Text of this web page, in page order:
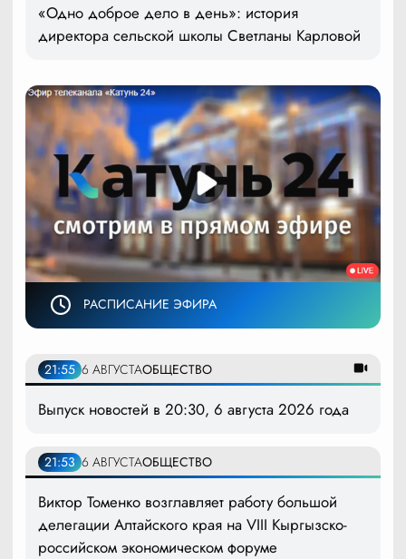
«Одно доброе дело в день»: история
директора сельской школы Светланы Карловой
РАСПИСАНИЕ ЭФИРА
21:55 6 АВГУСТАОБЩЕСТВО
Выпуск новостей в 20:30, 6 августа 2026 года
21:53 6 АВГУСТАОБЩЕСТВО
Виктор Томенко возглавляет работу большой
делегации Алтайского края на VIII Кыргызско-
российском экономическом форуме